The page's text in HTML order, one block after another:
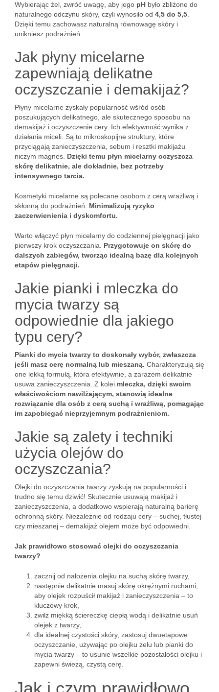
Wybierając żel, zwróć uwagę, aby jego pH było zbliżone do
naturalnego odczynu skóry, czyli wynosiło od 4,5 do 5,5
Dzięki temu zachowasz naturalną równowagę skóry i
unikniesz podrażnień.
Jak płyny micelarne
zapewniają delikatne
oczyszczanie i demakijaż?
Płyny micelarne zyskały popularność wśród osób
poszukujących delikatnego, ale skutecznego sposobu na
demakijaż i oczyszczenie cery. Ich efektywność wynika z
działania miceli. Są to mikroskopijne struktury, które
przyciągają zanieczyszczenia, sebum i resztki makijażu
niczym magnes. Dzięki temu płyn micelarny oczyszcza
skórę delikatnie, ale dokładnie, bez potrzeby
intensywnego tarcia.
Kosmetyki micelarne są polecane osobom z cerą wrażliwą i
skłonną do podrażnień. Minimalizują ryzyko
zaczerwienienia i dyskomfortu.
Warto włączyć płyn micelarny do codziennej pielęgnacji jako
pierwszy krok oczyszczania. Przygotowuje on skórę do
dalszych zabiegów, tworząc idealną bazę dla kolejnych
etapów pielęgnacji.
Jakie pianki i mleczka do
mycia twarzy są
odpowiednie dla jakiego
typu cery?
Pianki do mycia twarzy to doskonały wybór, zwłaszcza
jeśli masz cerę normalną lub mieszaną. Charakteryzują się
one lekką formułą, która efektywnie, a zarazem delikatnie
usuwa zanieczyszczenia. Z kolei mleczka, dzięki swoim
właściwościom nawilżającym, stanowią idealne
rozwiązanie dla osób z cerą suchą i wrażliwą, pomagając
im zapobiegać nieprzyjemnym podrażnieniom.
Jakie są zalety i techniki
użycia olejów do
oczyszczania?
Olejki do oczyszczania twarzy zyskują na popularności i
trudno się temu dziwić! Skutecznie usuwają makijaż i
zanieczyszczenia, a dodatkowo wspierają naturalną barierę
ochronną skóry. Niezależnie od rodzaju cery – suchej, tłustej
czy mieszanej – demakijaż olejem może być odpowiedni.
Jak prawidłowo stosować olejki do oczyszczania
twarzy?
zacznij od nałożenia olejku na suchą skórę twarzy,
następnie delikatnie masuj skórę okrężnymi ruchami,
aby olejek rozpuścił makijaż i zanieczyszczenia – to
kluczowy krok,
zwilż miękką ściereczkę ciepłą wodą i delikatnie usuń
olejek z twarzy,
dla idealnej czystości skóry, zastosuj dwuetapowe
oczyszczanie, używając po olejku żelu lub pianki do
mycia twarzy – to usunie wszelkie pozostałości olejku i
zapewni świeżą, czystą cerę.